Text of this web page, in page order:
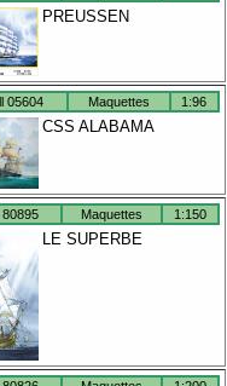
PREUSSEN
05604 Maquettes 1:96
CSS ALABAMA
80895 Maquettes 1:150
LE SUPERBE